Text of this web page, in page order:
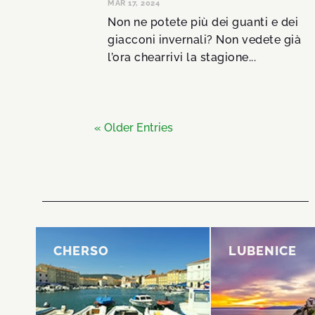
MAR 17, 2024
Non ne potete più dei guanti e dei
giacconi invernali? Non vedete già
l’ora chearrivi la stagione...
« Older Entries
CHERSO
CHERSO
La località più grande
dell’isola.
LUBENICE
LUBENICE
Situato in
scogliera a ben
sul livello del